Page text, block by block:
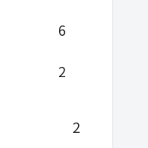
6
2
2